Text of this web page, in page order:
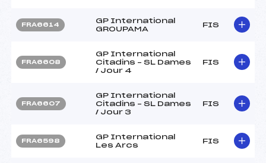
FRA6614
GP International
GROUPAMA
FIS
FRA6608
GP International
Citadins – SL Dames
/ Jour 4
FIS
FRA6607
GP International
Citadins – SL Dames
/ Jour 3
FIS
FRA6598
GP International
Les Arcs
FIS